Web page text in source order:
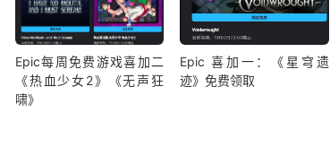
Epic每周免费游戏喜加二
《热血少女2》《无声狂
啸》
Epic 喜加一：《星穹遗
迹》免费领取